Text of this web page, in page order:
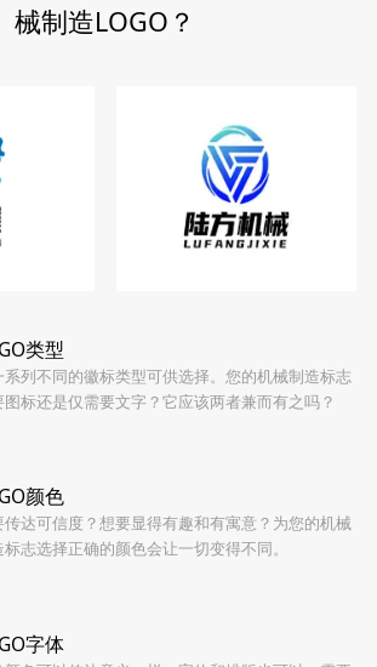
械制造LOGO？
类型
系列不同的徽标类型可供选择。您的机械制造标志
图标还是仅需要文字？它应该两者兼而有之吗？
颜色
传达可信度？想要显得有趣和有寓意？为您的机械
志选择正确的颜色会让一切变得不同。
字体